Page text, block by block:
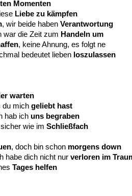
Momenten
Liebe zu kämpfen
, wir beide haben Verantwortung
war die Zeit zum Handeln um
, keine Ahnung, es folgt ne
bedeutet lieben loszulassen
warten
du mich geliebt hast
hab ich uns begraben
wie im Schließfach
, doch bin schon morgens down
habe dich nicht nur verloren im
Tages helfen